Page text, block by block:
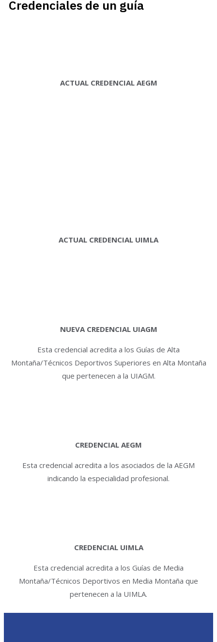
Credenciales de un guía
ACTUAL CREDENCIAL AEGM
ACTUAL CREDENCIAL UIMLA
NUEVA CREDENCIAL UIAGM
Esta credencial acredita a los Guías de Alta
Montaña/Técnicos Deportivos Superiores en Alta Montaña
que pertenecen a la UIAGM.
CREDENCIAL AEGM
Esta credencial acredita a los asociados de la AEGM
indicando la especialidad profesional.
CREDENCIAL UIMLA
Esta credencial acredita a los Guías de Media
Montaña/Técnicos Deportivos en Media Montaña que
pertenecen a la UIMLA.